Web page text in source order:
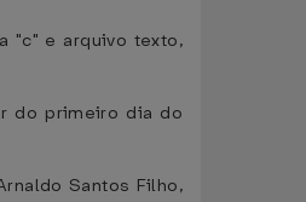
"c" e arquivo texto,
do primeiro dia do
Santos Filho,